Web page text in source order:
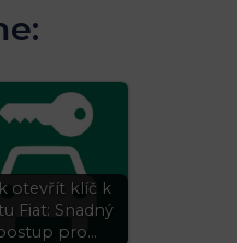
otevřít klíč k
Fiat: Snadný
pro…